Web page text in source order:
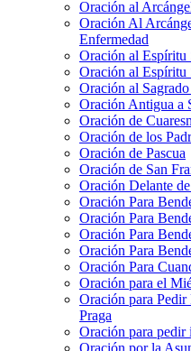
Oración al
Oración Al
Enfermedad
Oración al Espíritu
Oración al Espíritu
Oración al
Oración Antigua a
Oración de
Oración de los
Oración de Pascua
Oración de San
Oración Delante
Oración Para
Oración Para
Oración Para
Oración Para
Oración Para
Oración para el
Oración para
Praga
Oración para pedir
Oración por la